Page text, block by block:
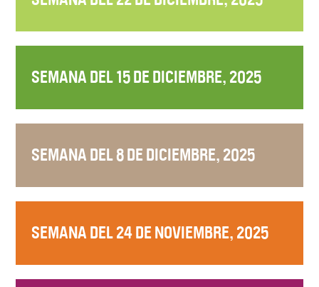
SEMANA DEL 15 DE DICIEMBRE, 2025
SEMANA DEL 8 DE DICIEMBRE, 2025
SEMANA DEL 24 DE NOVIEMBRE, 2025